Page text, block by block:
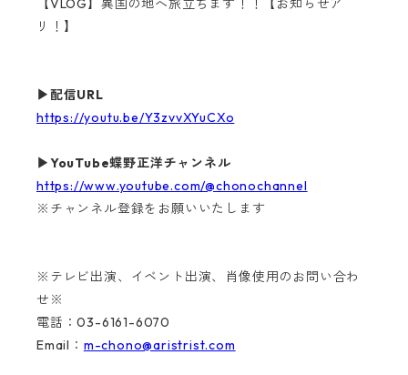
【VLOG】異国の地へ旅立ちます！！【お知らせア
リ！】
▶配信URL
https://youtu.be/Y3zvvXYuCXo
▶YouTube蝶野正洋チャンネル
https://www.youtube.com/@chonochannel
※チャンネル登録をお願いいたします
※テレビ出演、イベント出演、肖像使用のお問い合わ
せ※
電話：03-6161-6070
Email： m-chono@aristrist.com